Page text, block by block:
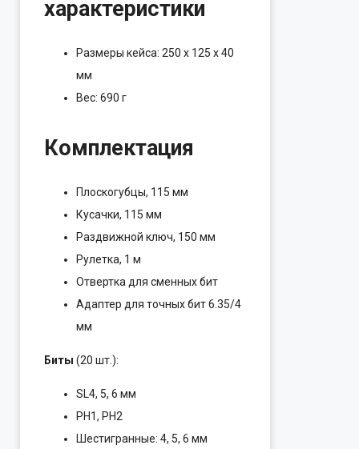
характеристики
Размеры кейса: 250 x 125 x 40
мм
Вес: 690 г
Комплектация
Плоскогубцы, 115 мм
Кусачки, 115 мм
Раздвижной ключ, 150 мм
Рулетка, 1 м
Отвертка для сменных бит
Адаптер для точных бит 6.35/4
мм
Биты (20 шт.):
SL4, 5, 6 мм
PH1, PH2
Шестигранные: 4, 5, 6 мм